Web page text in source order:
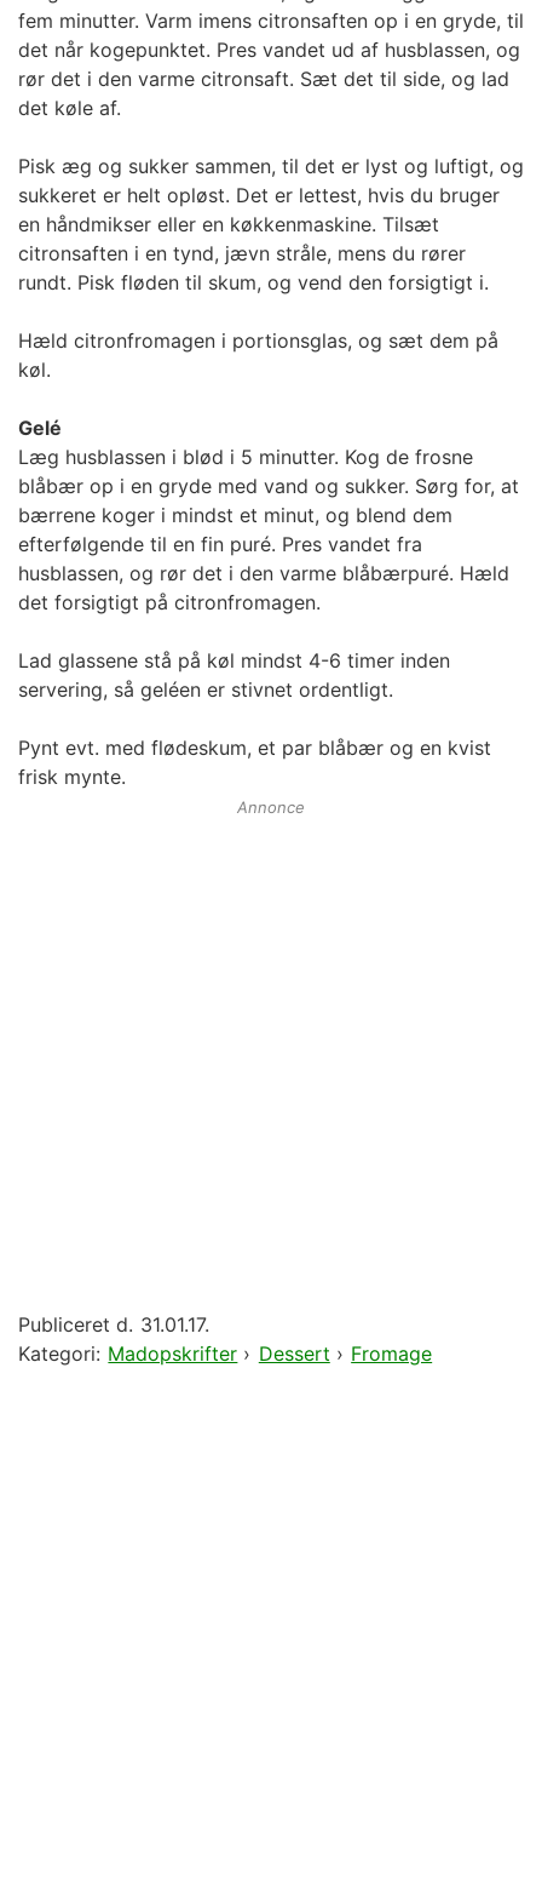
fem minutter. Varm imens citronsaften op i en gryde, til
det når kogepunktet. Pres vandet ud af husblassen, og
rør det i den varme citronsaft. Sæt det til side, og lad
det køle af.
Pisk æg og sukker sammen, til det er lyst og luftigt, og
sukkeret er helt opløst. Det er lettest, hvis du bruger
en håndmikser eller en køkkenmaskine. Tilsæt
citronsaften i en tynd, jævn stråle, mens du rører
rundt. Pisk fløden til skum, og vend den forsigtigt i.
Hæld citronfromagen i portionsglas, og sæt dem på
køl.
Gelé
Læg husblassen i blød i 5 minutter. Kog de frosne
blåbær op i en gryde med vand og sukker. Sørg for, at
bærrene koger i mindst et minut, og blend dem
efterfølgende til en fin puré. Pres vandet fra
husblassen, og rør det i den varme blåbærpuré. Hæld
det forsigtigt på citronfromagen.
Lad glassene stå på køl mindst 4-6 timer inden
servering, så geléen er stivnet ordentligt.
Pynt evt. med flødeskum, et par blåbær og en kvist
frisk mynte.
Annonce
Publiceret d. 31.01.17.
Kategori: Madopskrifter › Dessert › Fromage